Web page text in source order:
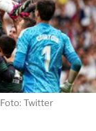
Foto: Twitter